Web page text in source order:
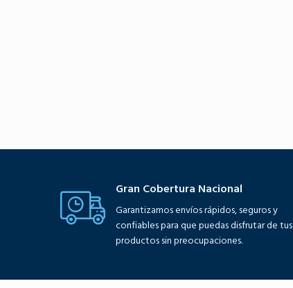
Gran Cobertura Nacional
Garantizamos envíos rápidos, seguros y
confiables para que puedas disfrutar de tus
productos sin preocupaciones.